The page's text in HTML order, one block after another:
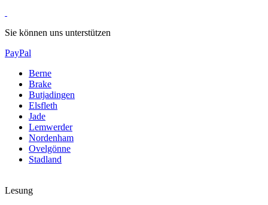
Sie können uns unterstützen
PayPal
Berne
Brake
Butjadingen
Elsfleth
Jade
Lemwerder
Nordenham
Ovelgönne
Stadland
Lesung